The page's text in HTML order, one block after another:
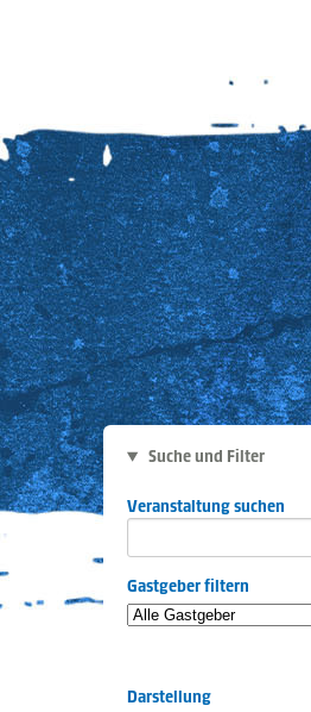
Suche und Filter
Veranstaltung suchen
Gastgeber filtern
Darstellung